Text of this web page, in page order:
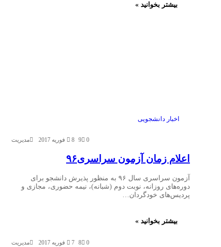
بیشتر بخوانید »
اخبار دانشجویی
مدیریت 8 فوریه 2017 0
9
اعلام زمان‌ آزمون سراسری۹۶
آزمون سراسری سال ۹۶ به منظور پذیرش دانشجو برای
دوره‌های روزانه، نوبت دوم (شبانه)، نیمه حضوری، مجازی و
پردیس‌های خودگردان…
بیشتر بخوانید »
مدیریت 7 فوریه 2017 0
8